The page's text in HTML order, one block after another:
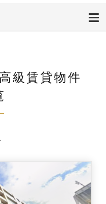
級賃貸物件